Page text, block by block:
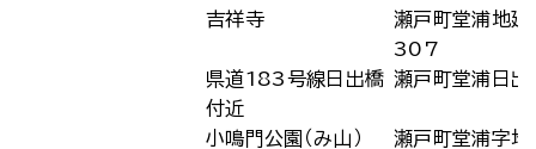
吉祥寺
瀬戸町堂浦地廻
307
県道183号線日出橋
付近
瀬戸町堂浦日出
小鳴門公園（み山）
瀬戸町堂浦字地